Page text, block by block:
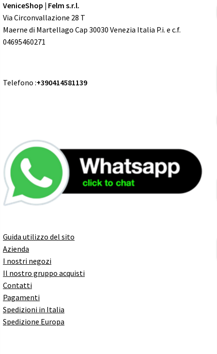
VeniceShop | Felm s.r.l.
Via Circonvallazione 28 T
Maerne di Martellago Cap 30030 Venezia Italia P.i. e c.f.
04695460271
Telefono :+390414581139
Guida utilizzo del sito
Azienda
I nostri negozi
Il nostro gruppo acquisti
Contatti
Pagamenti
Spedizioni in Italia
Spedizione Europa